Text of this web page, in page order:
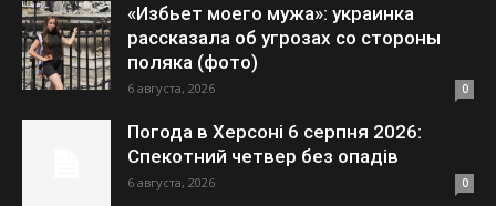
«Избьет моего мужа»: украинка
рассказала об угрозах со стороны
поляка (фото)
6 августа, 2026 0
Погода в Херсоні 6 серпня 2026:
Спекотний четвер без опадів
6 августа, 2026 0